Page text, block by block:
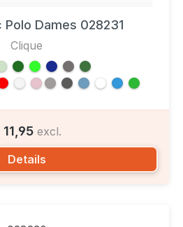
Polo Dames 028231
Clique
excl.
Details